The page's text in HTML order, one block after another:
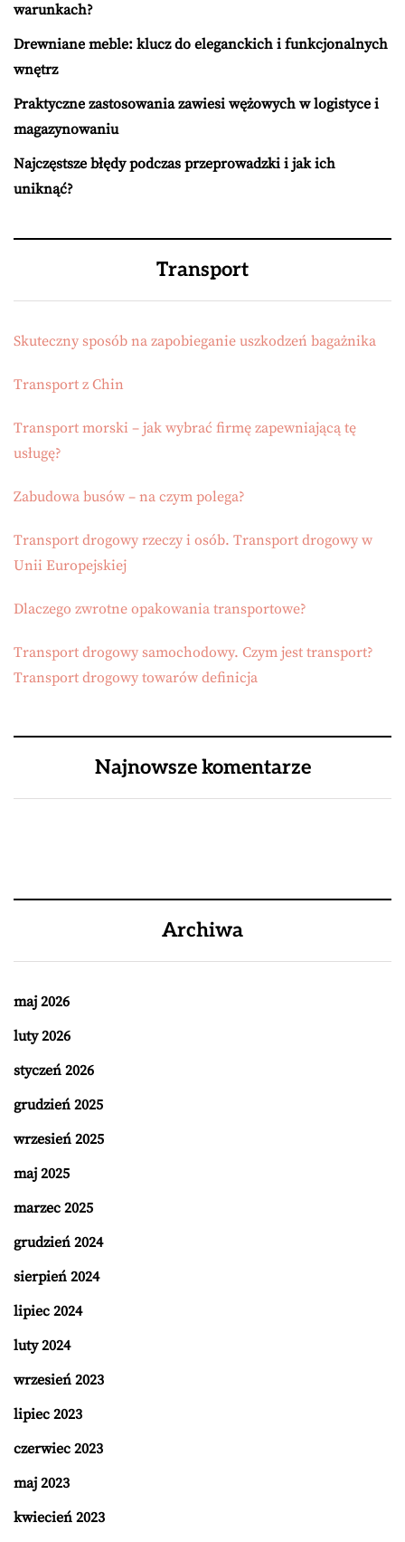
warunkach?
Drewniane meble: klucz do eleganckich i funkcjonalnych
wnętrz
Praktyczne zastosowania zawiesi wężowych w logistyce i
magazynowaniu
Najczęstsze błędy podczas przeprowadzki i jak ich
uniknąć?
Transport
Skuteczny sposób na zapobieganie uszkodzeń bagażnika
Transport z Chin
Transport morski – jak wybrać firmę zapewniającą tę
usługę?
Zabudowa busów – na czym polega?
Transport drogowy rzeczy i osób. Transport drogowy w
Unii Europejskiej
Dlaczego zwrotne opakowania transportowe?
Transport drogowy samochodowy. Czym jest transport?
Transport drogowy towarów definicja
Najnowsze komentarze
Archiwa
maj 2026
luty 2026
styczeń 2026
grudzień 2025
wrzesień 2025
maj 2025
marzec 2025
grudzień 2024
sierpień 2024
lipiec 2024
luty 2024
wrzesień 2023
lipiec 2023
czerwiec 2023
maj 2023
kwiecień 2023